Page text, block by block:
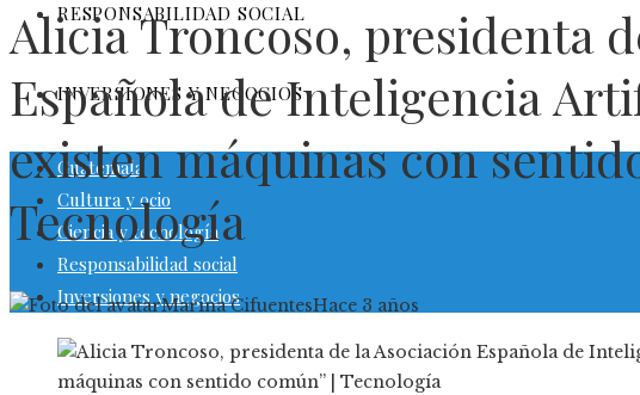
RESPONSABILIDAD SOCIAL
INVERSIONES Y NEGOCIOS
Guatemala
Cultura y ocio
Ciencia y tecnología
Responsabilidad social
Inversiones y negocios
Alicia Troncoso, presidenta
Española de Inteligencia
existen máquinas con
Tecnología
Marina CifuentesHace 3 años